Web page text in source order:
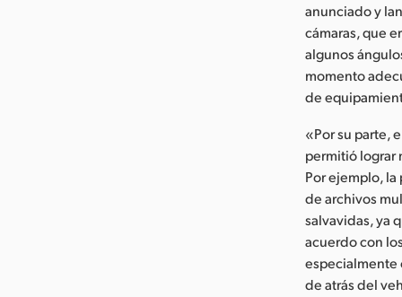
anunciado y
cámaras, que
algunos
momento
de
«Por su parte,
permitió lograr
Por ejemplo,
de archivos
salvavidas, ya
acuerdo con
especialmente
de atrás del